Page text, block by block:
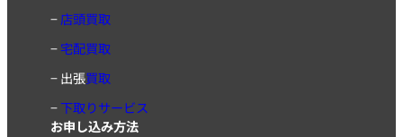
−店頭買取
−宅配買取
−出張買取
−下取りサービス
お申し込み方法